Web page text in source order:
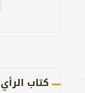
كتاب الرأي